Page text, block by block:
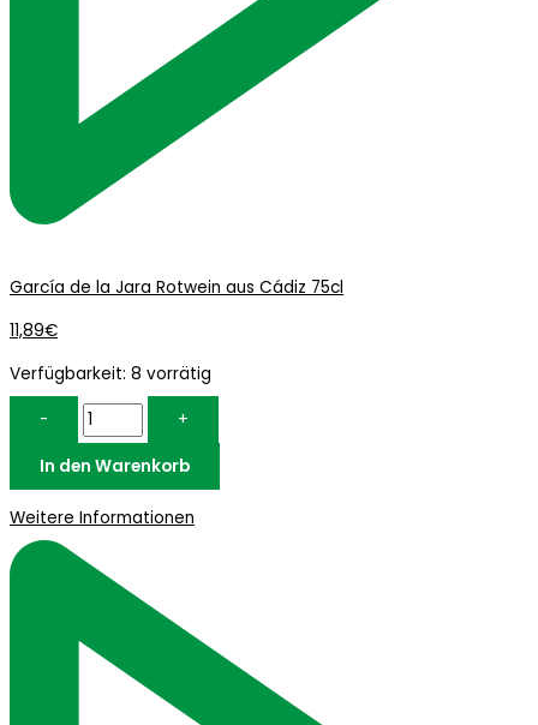
García de la Jara Rotwein aus Cádiz 75cl
11,89€
Verfügbarkeit: 8 vorrätig
-
+
In den Warenkorb
Weitere Informationen